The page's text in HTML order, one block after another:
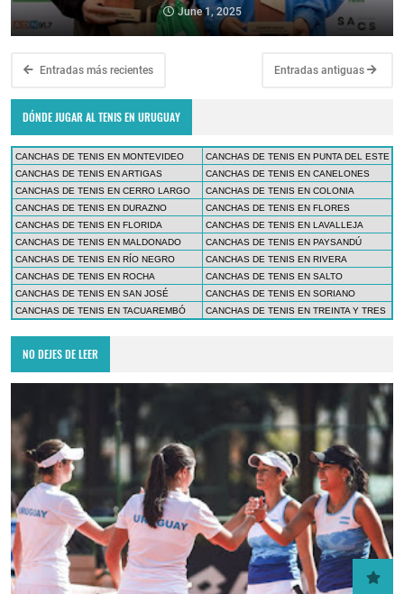
June 1, 2025
Entradas más recientes Entradas antiguas
DÓNDE JUGAR AL TENIS EN URUGUAY
CANCHAS DE TENIS EN MONTEVIDEO
CANCHAS DE TENIS EN PUNTA DEL ESTE
CANCHAS DE TENIS EN ARTIGAS
CANCHAS DE TENIS EN CANELONES
CANCHAS DE TENIS EN CERRO LARGO
CANCHAS DE TENIS EN COLONIA
CANCHAS DE TENIS EN DURAZNO
CANCHAS DE TENIS EN FLORES
CANCHAS DE TENIS EN FLORIDA
CANCHAS DE TENIS EN LAVALLEJA
CANCHAS DE TENIS EN MALDONADO
CANCHAS DE TENIS EN PAYSANDÚ
CANCHAS DE TENIS EN RÍO NEGRO
CANCHAS DE TENIS EN RIVERA
CANCHAS DE TENIS EN ROCHA
CANCHAS DE TENIS EN SALTO
CANCHAS DE TENIS EN SAN JOSÉ
CANCHAS DE TENIS EN SORIANO
CANCHAS DE TENIS EN TACUAREMBÓ
CANCHAS DE TENIS EN TREINTA Y TRES
NO DEJES DE LEER